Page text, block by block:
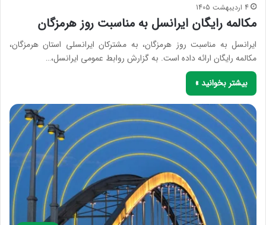
4 اردیبهشت 1405
مکالمه رایگان ایرانسل به مناسبت روز هرمزگان
ایرانسل به مناسبت روز هرمزگان، به مشترکان ایرانسلی استان هرمزگان،
مکالمه رایگان ارائه داده است. به گزارش روابط عمومی ایرانسل،…
بیشتر بخوانید »